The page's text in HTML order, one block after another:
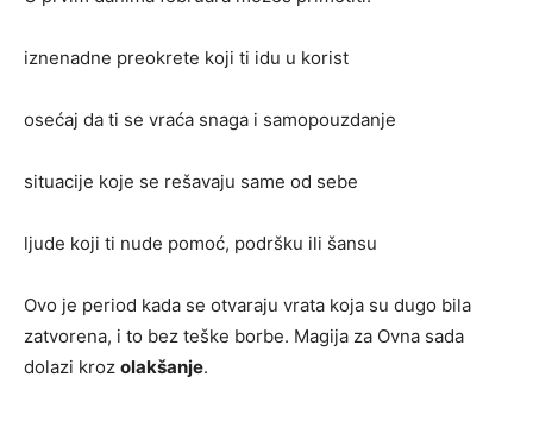
iznenadne preokrete koji ti idu u korist
osećaj da ti se vraća snaga i samopouzdanje
situacije koje se rešavaju same od sebe
ljude koji ti nude pomoć, podršku ili šansu
Ovo je period kada se otvaraju vrata koja su dugo bila
zatvorena, i to bez teške borbe. Magija za Ovna sada
dolazi kroz olakšanje.